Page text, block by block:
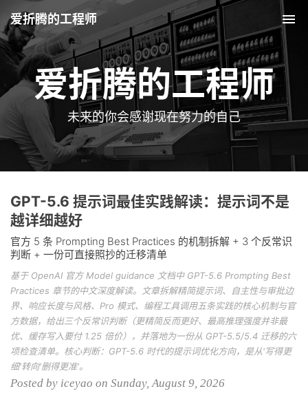
爱折腾的工程师
爱折腾的工程师
未来的你会感谢现在努力的自己
GPT-5.6 提示词最佳实践解读：提示词不是
越详细越好
官方 5 条 Prompting Best Practices 的机制拆解 + 3 个反常识
判断 + 一份可直接照抄的迁移清单
基于 OpenAI 官方 Model guidance 文档中 GPT-5.6 Prompting Best
Practices 章节的中文深度解读。文章拆解精简提示词、自主性与审批边
界、响应长度与风格、Pro 模式、编程工具调用五条实践的核心机制与官
方数据，给出三个反常识判断（更精简反而更好、最高推理强度并非最
优、缓存写入要付 1.25 倍价），并落地为一份从 GPT-5.5/5.4 迁移的六
项检查清单。核心判断：GPT-5.6 时代的提示词优化方向，是从'写得更
细'转向'删得更准'。
Posted by iceyao on Sunday, August 9, 2026